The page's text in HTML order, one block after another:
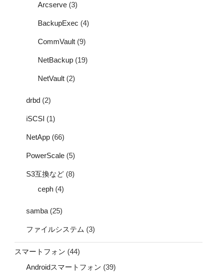
Arcserve (3)
BackupExec (4)
CommVault (9)
NetBackup (19)
NetVault (2)
drbd (2)
iSCSI (1)
NetApp (66)
PowerScale (5)
S3互換など (8)
ceph (4)
samba (25)
ファイルシステム (3)
スマートフォン (44)
Androidスマートフォン (39)